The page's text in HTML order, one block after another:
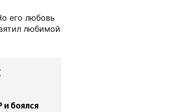
его любовь
любимой
и боялся